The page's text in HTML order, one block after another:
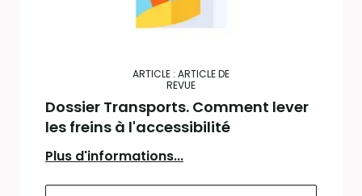
ARTICLE : ARTICLE DE
REVUE
Dossier Transports. Comment lever
les freins à l'accessibilité
Plus d'informations...